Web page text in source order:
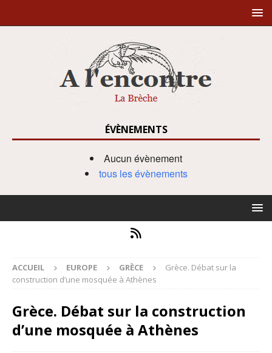
ÉVÈNEMENTS
Aucun évènement
tous les évènements
ACCUEIL EUROPE GRÈCE
Grèce. Débat sur la
construction d’une mosquée à Athènes
Grèce. Débat sur la construction
d’une mosquée à Athènes